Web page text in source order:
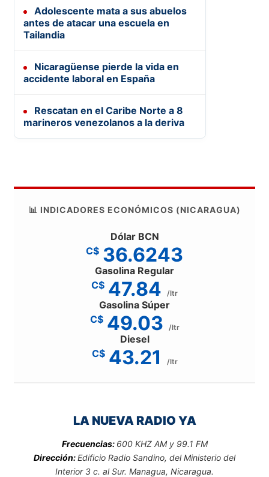
Adolescente mata a sus abuelos
antes de atacar una escuela en
Tailandia
Nicaragüense pierde la vida en
accidente laboral en España
Rescatan en el Caribe Norte a 8
marineros venezolanos a la deriva
📊 INDICADORES ECONÓMICOS (NICARAGUA)
Dólar BCN
C$ 36.6243
Gasolina Regular
C$ 47.84 /ltr
Gasolina Súper
C$ 49.03 /ltr
Diesel
C$ 43.21 /ltr
LA NUEVA RADIO YA
Frecuencias: 600 KHZ AM y 99.1 FM
Dirección:Edificio Radio Sandino, del Ministerio del
Interior 3 c. al Sur. Managua, Nicaragua.